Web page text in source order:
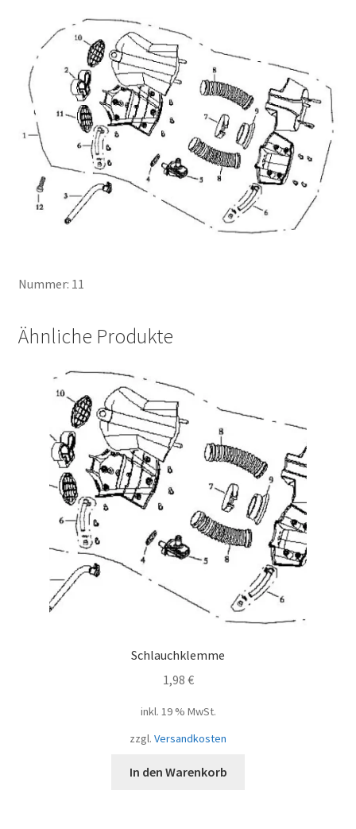
Nummer: 11
Ähnliche Produkte
Schlauchklemme
1,98 €
inkl. 19 % MwSt.
zzgl. Versandkosten
In den Warenkorb